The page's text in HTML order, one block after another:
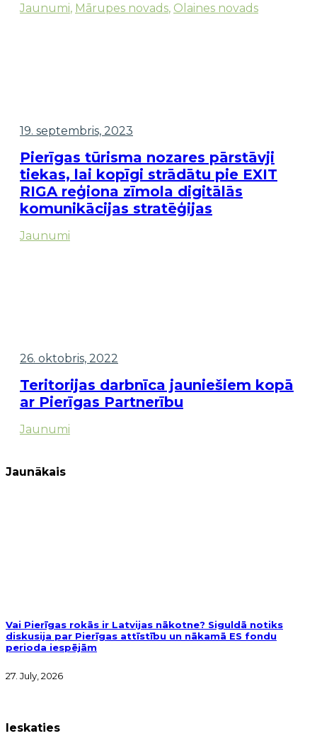
Jaunumi, Mārupes novads, Olaines novads
19. septembris, 2023
Pierīgas tūrisma nozares pārstāvji
tiekas, lai kopīgi strādātu pie EXIT
RIGA reģiona zīmola digitālās
komunikācijas stratēģijas
Jaunumi
26. oktobris, 2022
Teritorijas darbnīca jauniešiem kopā
ar Pierīgas Partnerību
Jaunumi
Jaunākais
Vai Pierīgas rokās ir Latvijas nākotne? Siguldā notiks
diskusija par Pierīgas attīstību un nākamā ES fondu
perioda iespējām
27. July, 2026
Ieskaties